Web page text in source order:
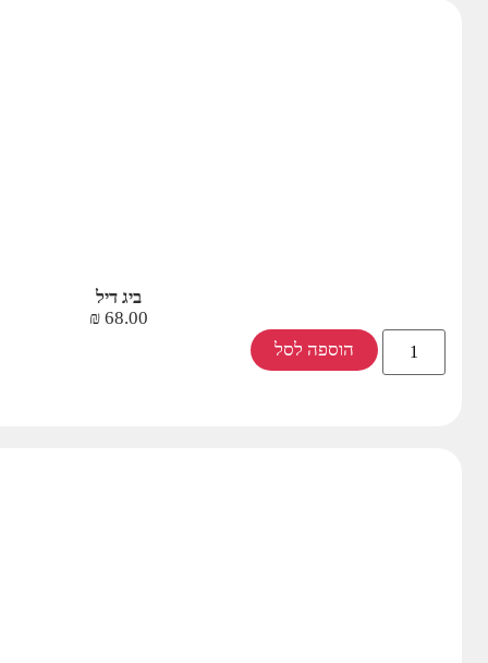
ביג דיל
68.00
₪
הוספה לסל